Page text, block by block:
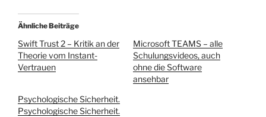
Ähnliche Beiträge
Swift Trust 2 – Kritik an der
Theorie vom Instant-
Vertrauen
Microsoft TEAMS – alle
Schulungsvideos, auch
ohne die Software
ansehbar
Psychologische Sicherheit.
Psychologische Sicherheit.